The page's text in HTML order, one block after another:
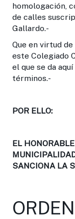
homologación,
de calles
Gallardo.-
Que en virtud
este Colegiado
el que se da
términos.-
POR ELLO:
EL
SANCIONA LA